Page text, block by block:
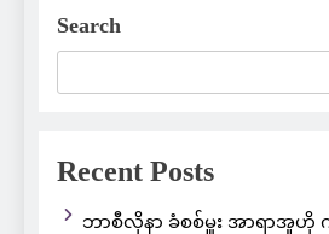
Search
Recent Posts
ဘာစီလိုနာ ခံစစ်မှူး အာရာအူဟို ကို